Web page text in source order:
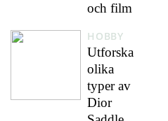
och film
HOBBY
Utforska
olika
typer av
Dior